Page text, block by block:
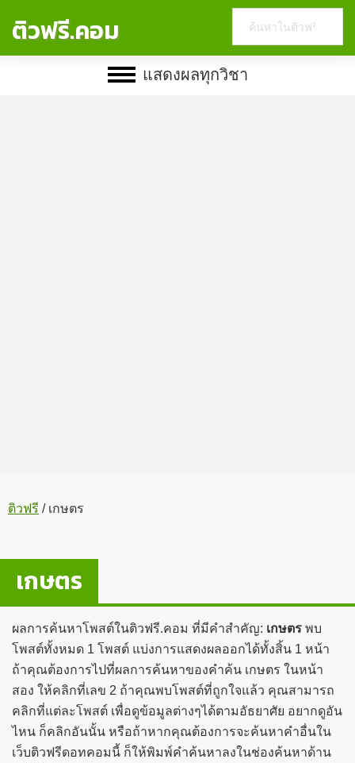
ติวฟรี.คอม
website
แสดงผลทุกวิชา
ติวฟรี /เกษตร
เกษตร
ผลการค้นหาโพสต์ในติวฟรี.คอม ที่มีคำสำคัญ: เกษตร พบ
โพสต์ทั้งหมด 1 โพสต์ แบ่งการแสดงผลออกได้ทั้งสิ้น 1 หน้า
ถ้าคุณต้องการไปที่ผลการค้นหาของคำค้น เกษตร ในหน้า
สอง ให้คลิกที่เลข 2 ถ้าคุณพบโพสต์ที่ถูกใจแล้ว คุณสามารถ
คลิกที่แต่ละโพสต์ เพื่อดูข้อมูลต่างๆได้ตามอัธยาศัย อยากดูอัน
ไหน ก็คลิกอันนั้น หรือถ้าหากคุณต้องการจะค้นหาคำอื่นใน
เว็บติวฟรีดอทคอมนี้ ก็ให้พิมพ์คำค้นหาลงในช่องค้นหาด้าน